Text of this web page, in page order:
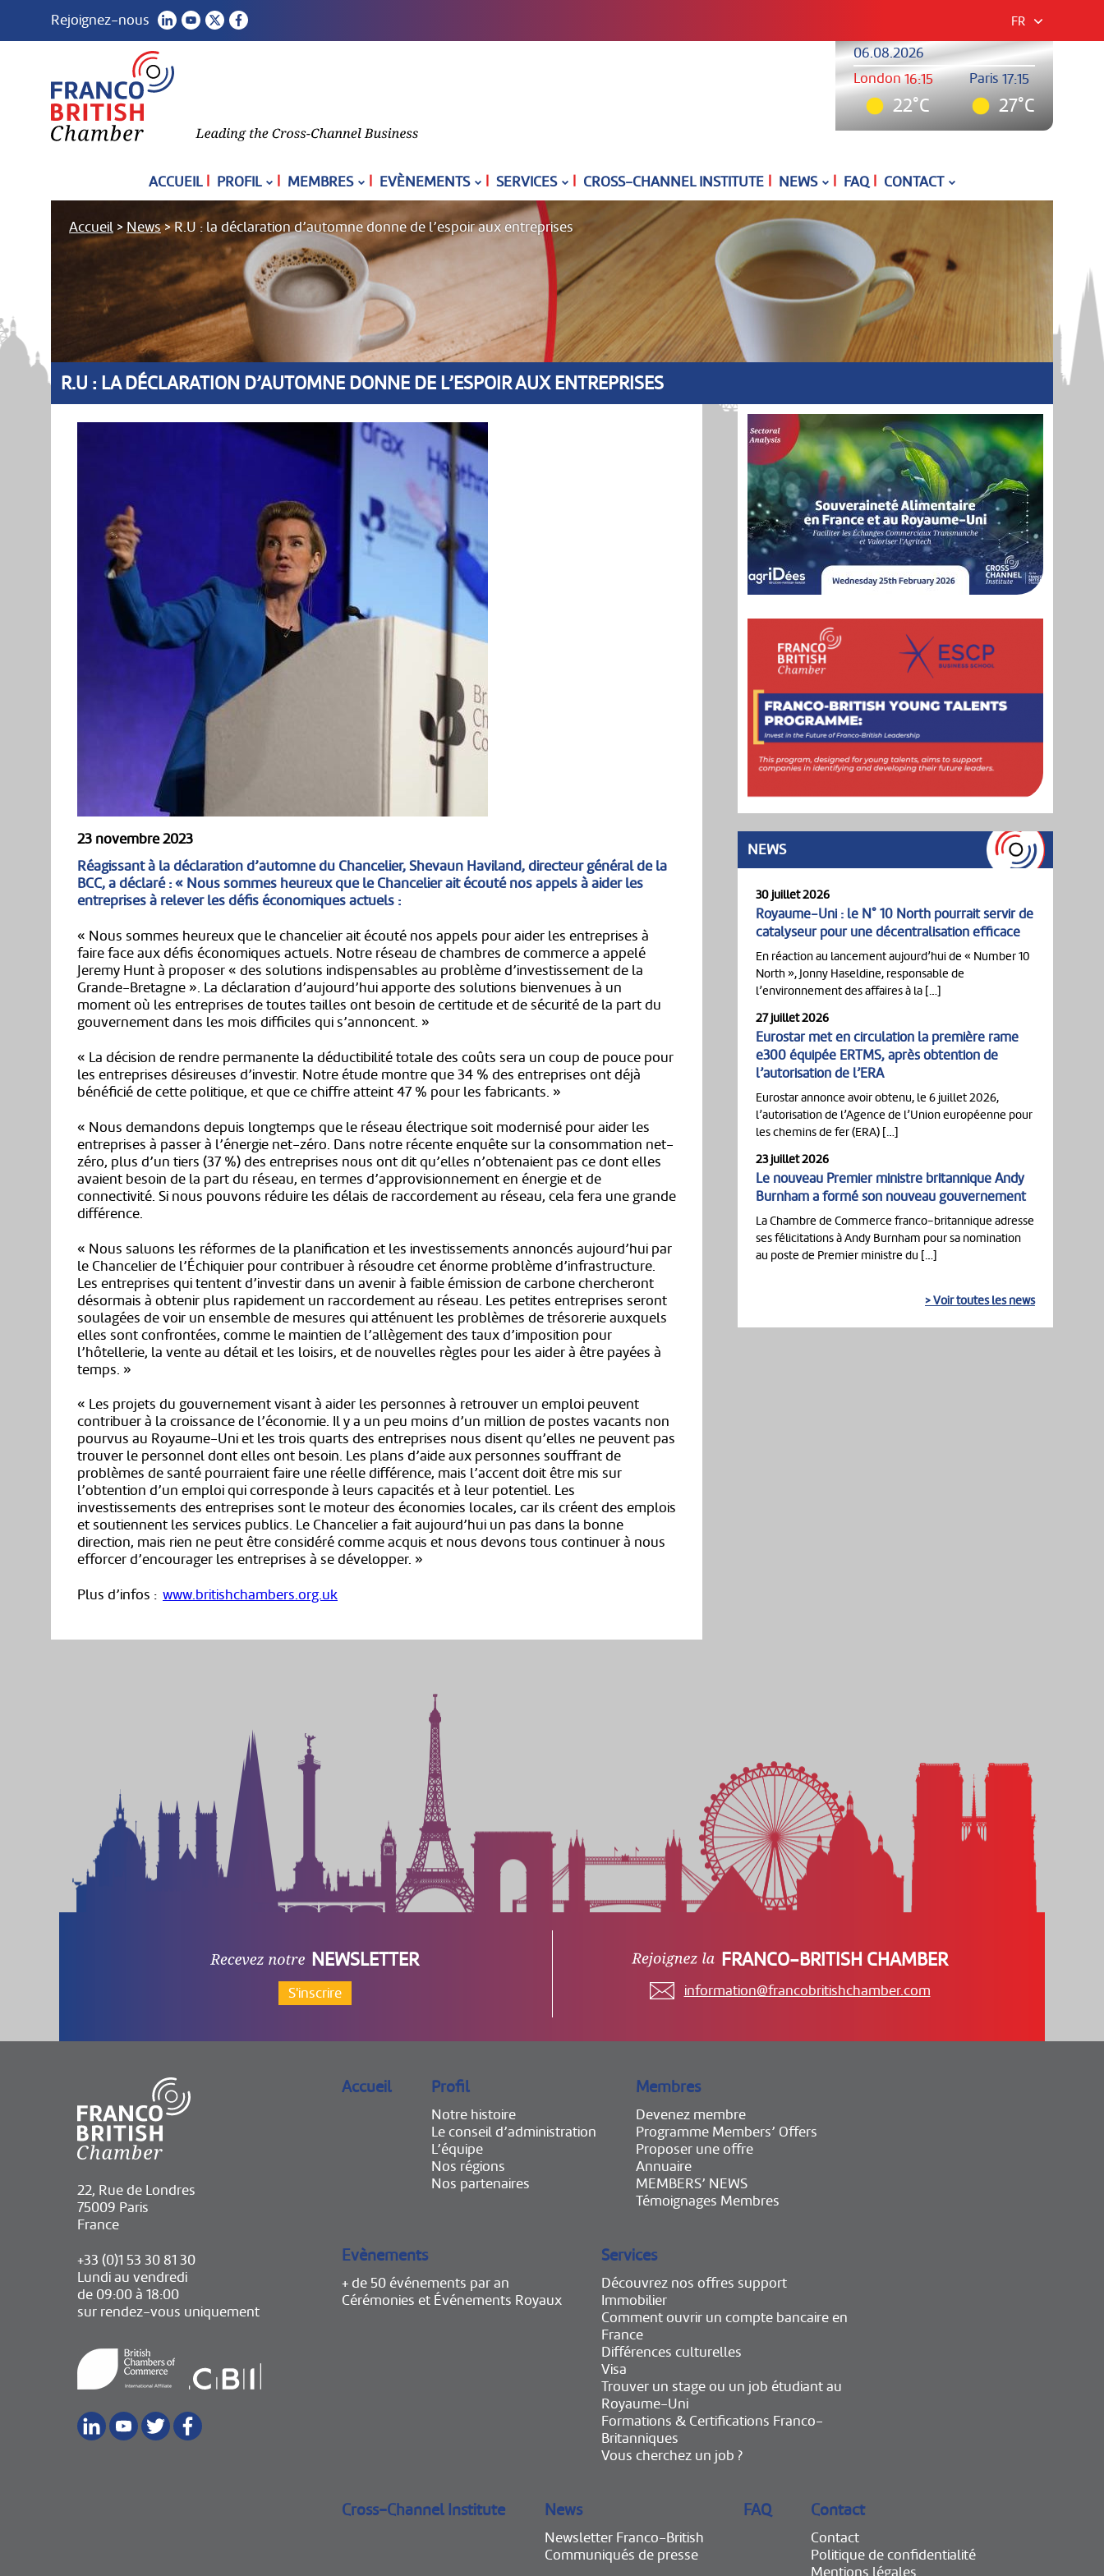
Rejoignez-nous FR
06.08.2026
London16:15
22°C
Paris 17:15
27°C
ACCUEIL PROFIL MEMBRES EVÈNEMENTS SERVICES CROSS-CHANNEL INSTITUTE NEWS FAQ CONTACT
Accueil >News>R.U : la déclaration d’automne donne de l’espoir aux entreprises
R.U : LA DÉCLARATION D’AUTOMNE DONNE DE L’ESPOIR AUX ENTREPRISES
23 novembre 2023
Réagissant à la déclaration d’automne du Chancelier, Shevaun Haviland, directeur général de la
BCC, a déclaré : « Nous sommes heureux que le Chancelier ait écouté nos appels à aider les
entreprises à relever les défis économiques actuels :
« Nous sommes heureux que le chancelier ait écouté nos appels pour aider les entreprises à
faire face aux défis économiques actuels. Notre réseau de chambres de commerce a appelé
Jeremy Hunt à proposer « des solutions indispensables au problème d’investissement de la
Grande-Bretagne ». La déclaration d’aujourd’hui apporte des solutions bienvenues à un
moment où les entreprises de toutes tailles ont besoin de certitude et de sécurité de la part du
gouvernement dans les mois difficiles qui s’annoncent. »
« La décision de rendre permanente la déductibilité totale des coûts sera un coup de pouce pour
les entreprises désireuses d’investir. Notre étude montre que 34 % des entreprises ont déjà
bénéficié de cette politique, et que ce chiffre atteint 47 % pour les fabricants. »
« Nous demandons depuis longtemps que le réseau électrique soit modernisé pour aider les
entreprises à passer à l’énergie net-zéro. Dans notre récente enquête sur la consommation net-
zéro, plus d’un tiers (37 %) des entreprises nous ont dit qu’elles n’obtenaient pas ce dont elles
avaient besoin de la part du réseau, en termes d’approvisionnement en énergie et de
connectivité. Si nous pouvons réduire les délais de raccordement au réseau, cela fera une grande
différence.
« Nous saluons les réformes de la planification et les investissements annoncés aujourd’hui par
le Chancelier de l’Échiquier pour contribuer à résoudre cet énorme problème d’infrastructure.
Les entreprises qui tentent d’investir dans un avenir à faible émission de carbone chercheront
désormais à obtenir plus rapidement un raccordement au réseau. Les petites entreprises seront
soulagées de voir un ensemble de mesures qui atténuent les problèmes de trésorerie auxquels
elles sont confrontées, comme le maintien de l’allègement des taux d’imposition pour
l’hôtellerie, la vente au détail et les loisirs, et de nouvelles règles pour les aider à être payées à
temps. »
« Les projets du gouvernement visant à aider les personnes à retrouver un emploi peuvent
contribuer à la croissance de l’économie. Il y a un peu moins d’un million de postes vacants non
pourvus au Royaume-Uni et les trois quarts des entreprises nous disent qu’elles ne peuvent pas
trouver le personnel dont elles ont besoin. Les plans d’aide aux personnes souffrant de
problèmes de santé pourraient faire une réelle différence, mais l’accent doit être mis sur
l’obtention d’un emploi qui corresponde à leurs capacités et à leur potentiel. Les
investissements des entreprises sont le moteur des économies locales, car ils créent des emplois
et soutiennent les services publics. Le Chancelier a fait aujourd’hui un pas dans la bonne
direction, mais rien ne peut être considéré comme acquis et nous devons tous continuer à nous
efforcer d’encourager les entreprises à se développer. »
Plus d’infos : www.britishchambers.org.uk
NEWS
30 juillet 2026
Royaume-Uni : le N° 10 North pourrait servir de
catalyseur pour une décentralisation efficace
En réaction au lancement aujourd’hui de « Number 10
North », Jonny Haseldine, responsable de
l’environnement des affaires à la […]
27 juillet 2026
Eurostar met en circulation la première rame
e300 équipée ERTMS, après obtention de
l’autorisation de l’ERA
Eurostar annonce avoir obtenu, le 6 juillet 2026,
l’autorisation de l’Agence de l’Union européenne pour
les chemins de fer (ERA) […]
23 juillet 2026
Le nouveau Premier ministre britannique Andy
Burnham a formé son nouveau gouvernement
La Chambre de Commerce franco-britannique adresse
ses félicitations à Andy Burnham pour sa nomination
au poste de Premier ministre du […]
> Voir toutes les news
NEWSLETTER
S'inscrire
FRANCO-BRITISH CHAMBER
information@francobritishchamber.com
22, Rue de Londres
75009 Paris
France
+33 (0)1 53 30 81 30
Lundi au vendredi
de 09:00 à 18:00
sur rendez-vous uniquement
Accueil Profil
Notre histoire
Le conseil d’administration
L’équipe
Nos régions
Nos partenaires
Membres
Devenez membre
Programme Members’ Offers
Proposer une offre
Annuaire
MEMBERS’ NEWS
Témoignages Membres
Evènements
+ de 50 événements par an
Cérémonies et Événements Royaux
Services
Découvrez nos offres support
Immobilier
Comment ouvrir un compte bancaire en
France
Différences culturelles
Visa
Trouver un stage ou un job étudiant au
Royaume-Uni
Formations & Certifications Franco-
Britanniques
Vous cherchez un job ?
Cross-Channel Institute News
Newsletter Franco-British
Communiqués de presse
FAQ Contact
Contact
Politique de confidentialité
Mentions légales